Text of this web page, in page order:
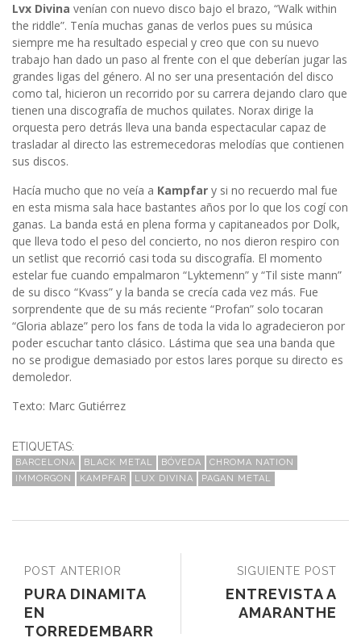
Lvx Divina venían con nuevo disco bajo el brazo, “Walk within
the riddle”. Tenía muchas ganas de verlos pues su música
siempre me ha resultado especial y creo que con su nuevo
trabajo han dado un paso al frente con el que deberían jugar las
grandes ligas del género. Al no ser una presentación del disco
como tal, hicieron un recorrido por su carrera dejando claro que
tienen una discografía de muchos quilates. Norax dirige la
orquesta pero detrás lleva una banda espectacular capaz de
trasladar al directo las estremecedoras melodías que contienen
sus discos.
Hacía mucho que no veía a Kampfar y si no recuerdo mal fue
en esta misma sala hace bastantes años por lo que los cogí con
ganas. La banda está en plena forma y capitaneados por Dolk,
que lleva todo el peso del concierto, no nos dieron respiro con
un setlist que recorrió casi toda su discografía. El momento
estelar fue cuando empalmaron “Lyktemenn” y “Til siste mann”
de su disco “Kvass” y la banda se crecía cada vez más. Fue
sorprendente que de su más reciente “Profan” solo tocaran
“Gloria ablaze” pero los fans de toda la vida lo agradecieron por
poder escuchar tanto clásico. Lástima que sea una banda que
no se prodigue demasiado por estos lares porque su directo es
demoledor.
Texto: Marc Gutiérrez
ETIQUETAS:
BARCELONA BLACK METAL BÓVEDA
CHROMA NATION
IMMORGON
KAMPFAR LUX DIVINA PAGAN METAL
SIGUIENTE POST
ENTREVISTA A
AMARANTHE
POST ANTERIOR
PURA DINAMITA
EN
TORREDEMBARR